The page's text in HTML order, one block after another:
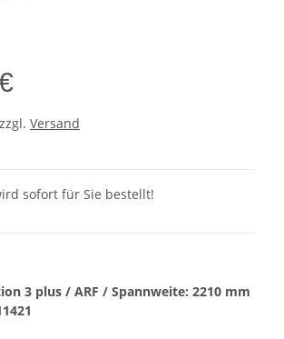
Versand
sofort für Sie bestellt!
3 plus / ARF / Spannweite: 2210 mm